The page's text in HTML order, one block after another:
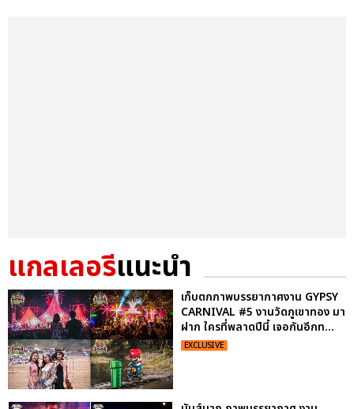
แกลเลอรีแนะนำ
เก็บตกภาพบรรยากาศงาน GYPSY
CARNIVAL #5 งานวัดภูเขาทอง มา
ฝาก ใครที่พลาดปีนี้ เจอกันอีกท...
EXCLUSIVE